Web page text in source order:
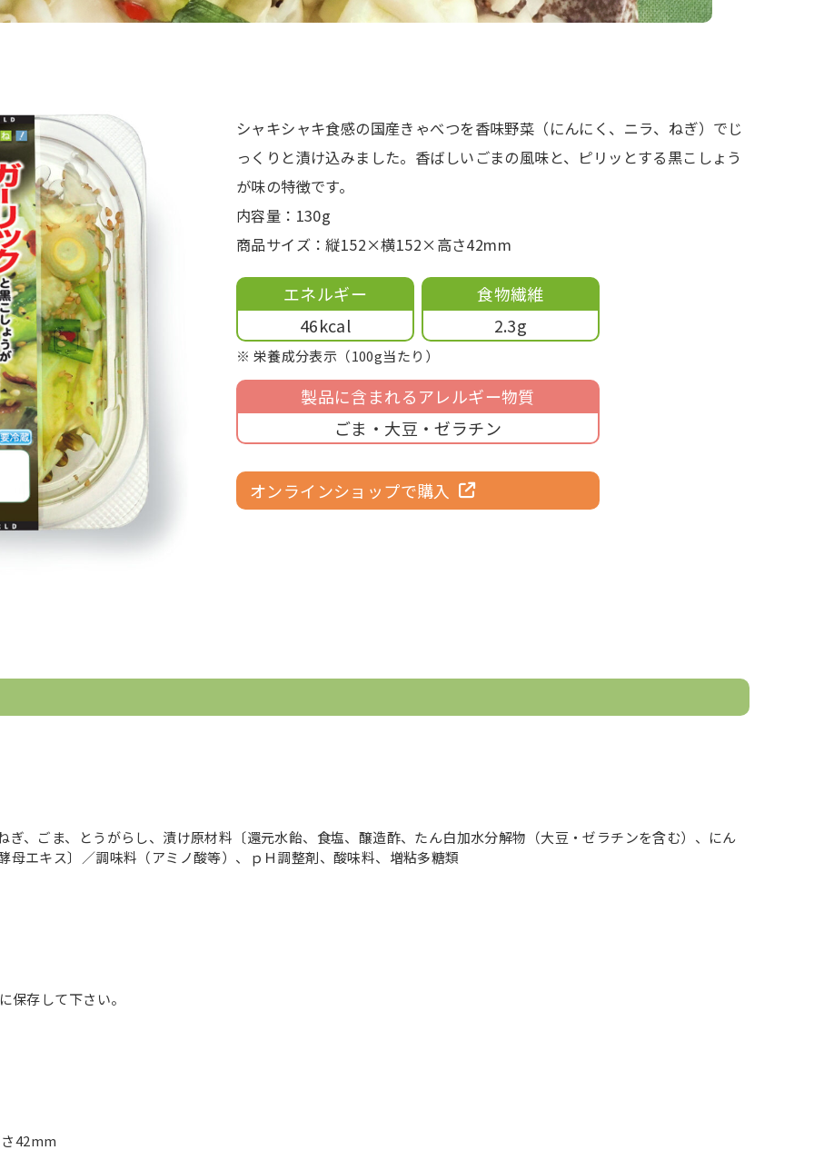
シャキシャキ食感の国産きゃべつを香味野菜（にんにく、ニラ、ねぎ）でじ
っくりと漬け込みました。香ばしいごまの風味と、ピリッとする黒こしょう
が味の特徴です。
内容量：130g
商品サイズ：縦152×横152×高さ42mm
エネルギー
46kcal
食物繊維
2.3g
※ 栄養成分表示（100g当たり）
製品に含まれるアレルギー物質
ごま・大豆・ゼラチン
オンラインショップで購入
ぎ、ごま、とうがらし、漬け原材料〔還元水飴、食塩、醸造酢、たん白加水分解物（大豆・ゼラチンを含む）、にん
母エキス〕／調味料（アミノ酸等）、ｐＨ調整剤、酸味料、増粘多糖類
存して下さい。
42mm